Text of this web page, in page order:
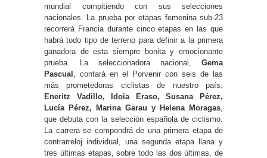
mundial compitiendo con sus selecciones
nacionales. La prueba por etapas femenina sub-23
recorrerá Francia durante cinco etapas en las que
habrá todo tipo de terreno para definir a la primera
ganadora de esta siempre bonita y emocionante
prueba. La seleccionadora nacional, Gema
Pascual
, contará en el Porvenir con seis de las
más prometedoras ciclistas de nuestro país:
Eneritz Vadillo, Idoia Eraso, Susana Pérez,
Lucía Pérez, Marina Garau y Helena Moragas
que debuta con la selección española de ciclismo.
La carrera se compondrá de una primera etapa de
contrarreloj individual, una segunda etapa llana y
tres últimas etapas, sobre todo las dos últimas, de